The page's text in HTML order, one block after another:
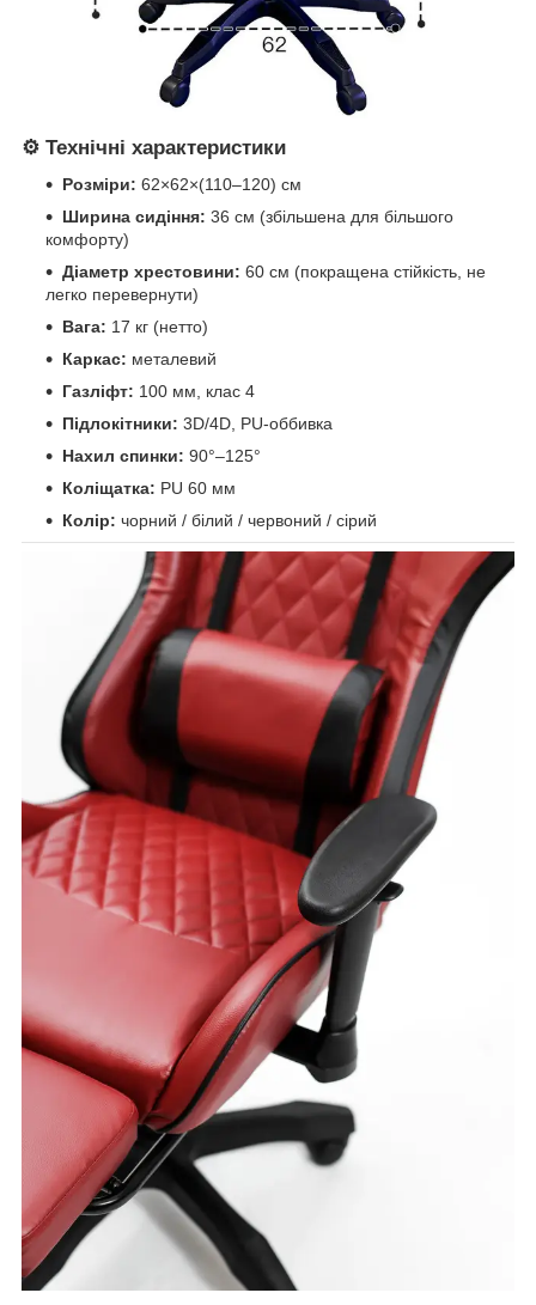
⚙️ Технічні характеристики
Розміри: 62×62×(110–120) см
Ширина сидіння: 36 см (збільшена для більшого
комфорту)
Діаметр хрестовини: 60 см (покращена стійкість, не
легко перевернути)
Вага: 17 кг (нетто)
Каркас: металевий
Газліфт: 100 мм, клас 4
Підлокітники: 3D/4D, PU-оббивка
Нахил спинки: 90°–125°
Коліщатка: PU 60 мм
Колір: чорний / білий / червоний / сірий